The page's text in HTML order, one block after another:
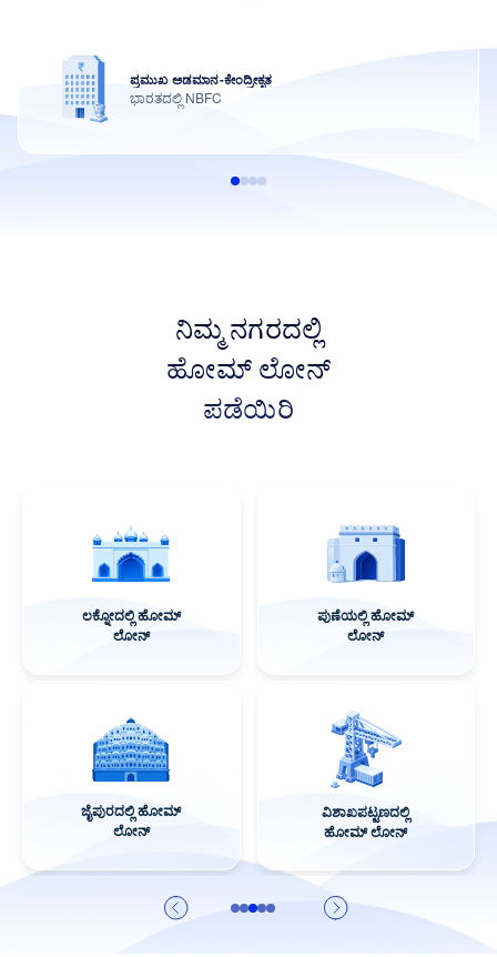
200+
ರಾಷ್ಟ್ರವ್ಯಾಪಿ ಕಚೇರಿಗಳು
ನಿಮ್ಮ ನಗರದಲ್ಲಿ
ಹೋಮ್ ಲೋನ್
ಪಡೆಯಿರಿ
ಲಕ್ನೋದಲ್ಲಿ ಹೋಮ್
ಲೋನ್
ಪುಣೆಯಲ್ಲಿ ಹೋಮ್
ಲೋನ್
ಜೈಪುರದಲ್ಲಿ ಹೋಮ್
ಲೋನ್
ವಿಶಾಖಪಟ್ಟಣದಲ್ಲಿ
ಹೋಮ್ ಲೋನ್